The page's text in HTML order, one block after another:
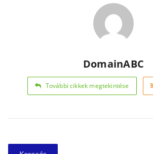
DomainABC
További cikkek megtekintése